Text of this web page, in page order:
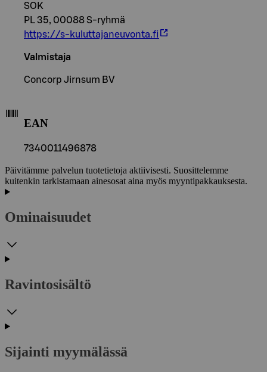
SOK
PL 35, 00088 S-ryhmä
https://s-kuluttajaneuvonta.fi
Valmistaja
Concorp Jirnsum BV
EAN
7340011496878
Päivitämme palvelun tuotetietoja aktiivisesti. Suosittelemme
kuitenkin tarkistamaan ainesosat aina myös myyntipakkauksesta.
Ominaisuudet
Ravintosisältö
Sijainti myymälässä